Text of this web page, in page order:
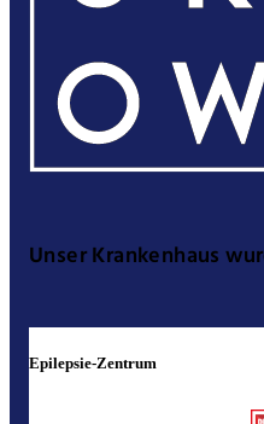
Unser Krankenhaus
Epilepsie-Zentrum